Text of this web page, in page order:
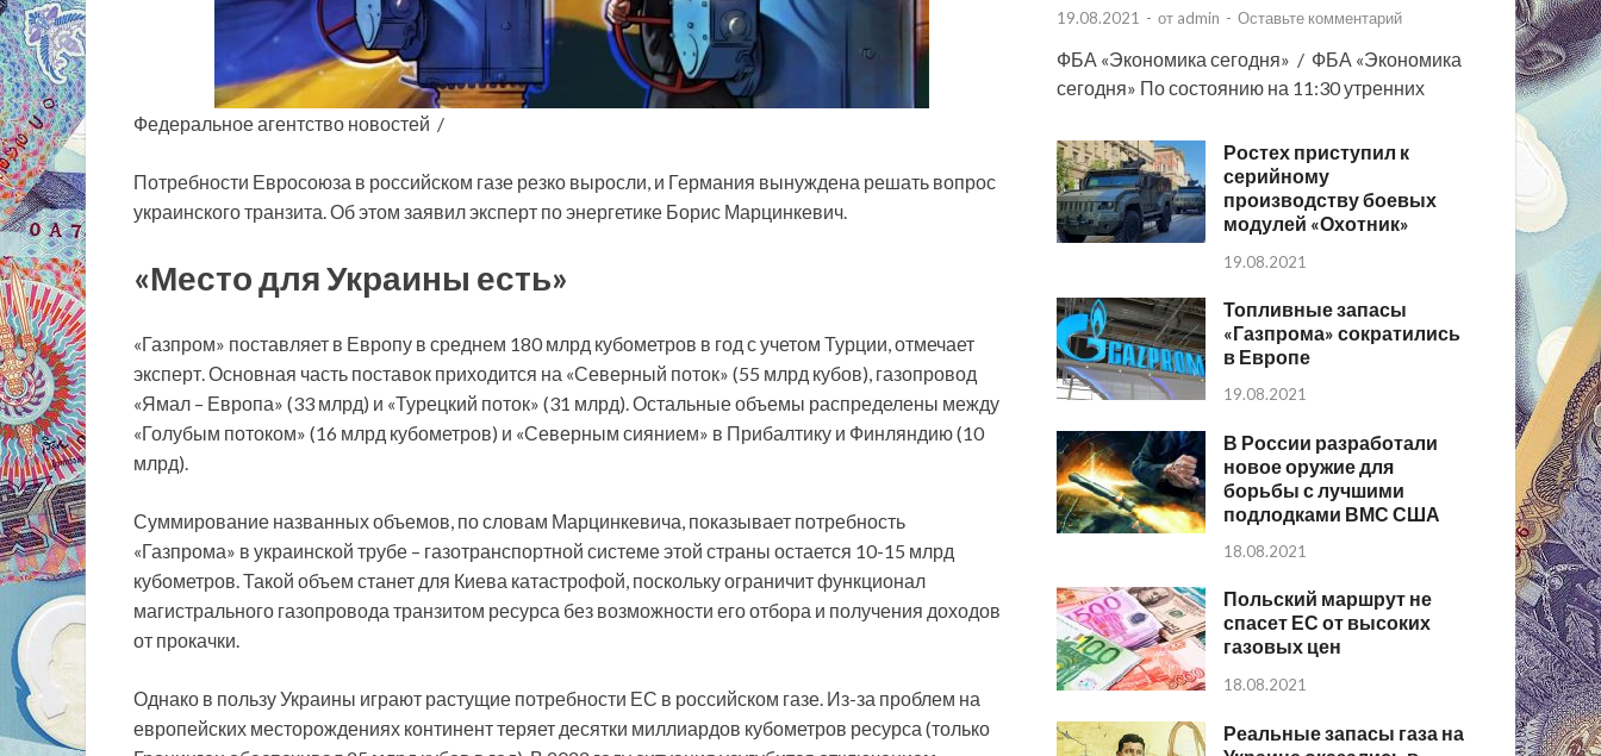
Федеральное агентство новостей /
Потребности Евросоюза в российском газе резко выросли, и Германия вынуждена решать вопрос
украинского транзита. Об этом заявил эксперт по энергетике Борис Марцинкевич.
«Место для Украины есть»
«Газпром» поставляет в Европу в среднем 180 млрд кубометров в год с учетом Турции, отмечает
эксперт. Основная часть поставок приходится на «Северный поток» (55 млрд кубов), газопровод
«Ямал – Европа» (33 млрд) и «Турецкий поток» (31 млрд). Остальные объемы распределены между
«Голубым потоком» (16 млрд кубометров) и «Северным сиянием» в Прибалтику и Финляндию (10
млрд).
Суммирование названных объемов, по словам Марцинкевича, показывает потребность
«Газпрома» в украинской трубе – газотранспортной системе этой страны остается 10-15 млрд
кубометров. Такой объем станет для Киева катастрофой, поскольку ограничит функционал
магистрального газопровода транзитом ресурса без возможности его отбора и получения доходов
от прокачки.
Однако в пользу Украины играют растущие потребности ЕС в российском газе. Из-за проблем на
европейских месторождениях континент теряет десятки миллиардов кубометров ресурса (только
19.08.2021 - от admin - Оставьте комментарий
ФБА «Экономика сегодня» / ФБА «Экономика
сегодня» По состоянию на 11:30 утренних
Ростех приступил к
серийному
производству боевых
модулей «Охотник»
19.08.2021
Топливные запасы
«Газпрома» сократились
в Европе
19.08.2021
В России разработали
новое оружие для
борьбы с лучшими
подлодками ВМС США
18.08.2021
Польский маршрут не
спасет ЕС от высоких
газовых цен
18.08.2021
Реальные запасы газа на